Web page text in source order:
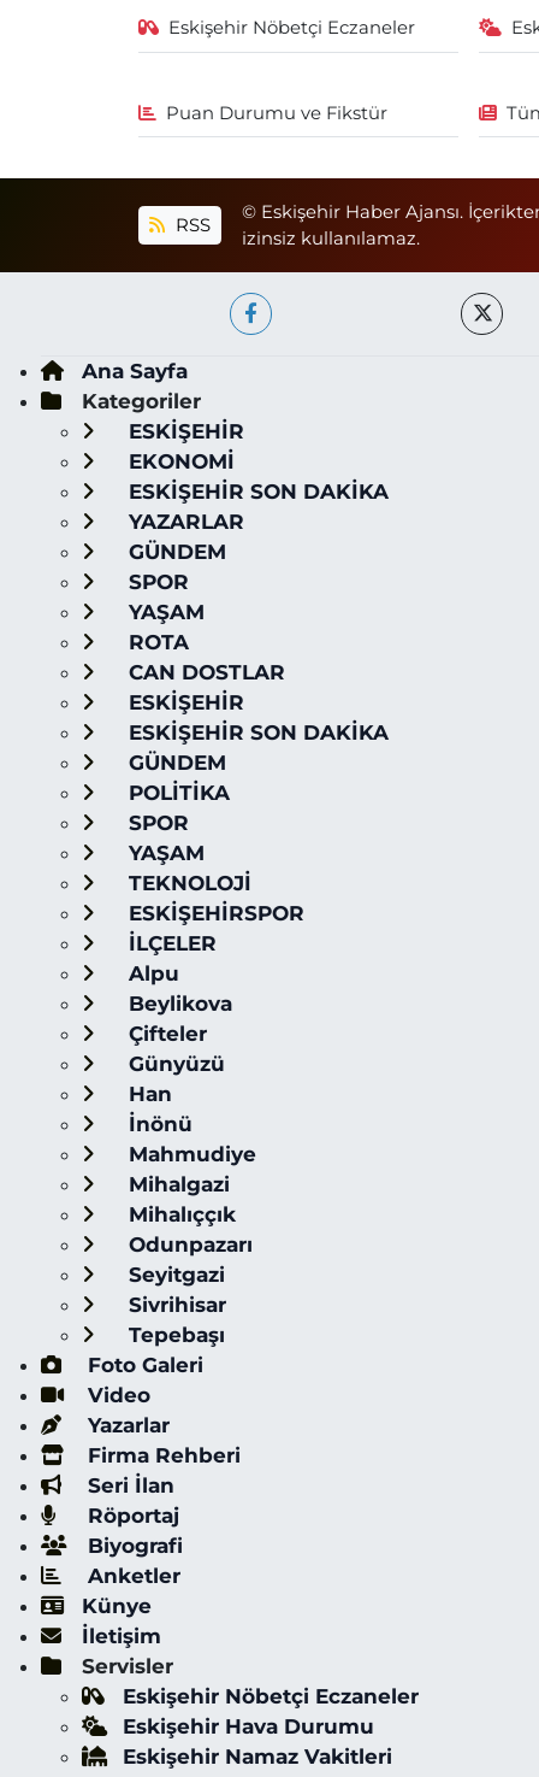
Eskişehir Nöbetçi Eczaneler
Puan Durumu ve Fikstür
RSS
© Eskişehir Haber Ajansı.
izinsiz kullanılamaz.
Ana Sayfa
Kategoriler
ESKİŞEHİR
EKONOMİ
ESKİŞEHİR SON DAKİKA
YAZARLAR
GÜNDEM
SPOR
YAŞAM
ROTA
CAN DOSTLAR
ESKİŞEHİR
ESKİŞEHİR SON DAKİKA
GÜNDEM
POLİTİKA
SPOR
YAŞAM
TEKNOLOJİ
ESKİŞEHİRSPOR
İLÇELER
Alpu
Beylikova
Çifteler
Günyüzü
Han
İnönü
Mahmudiye
Mihalgazi
Mihalıççık
Odunpazarı
Seyitgazi
Sivrihisar
Tepebaşı
Foto Galeri
Video
Yazarlar
Firma Rehberi
Seri İlan
Röportaj
Biyografi
Anketler
Künye
İletişim
Servisler
Eskişehir Nöbetçi Eczaneler
Eskişehir Hava Durumu
Eskişehir Namaz Vakitleri